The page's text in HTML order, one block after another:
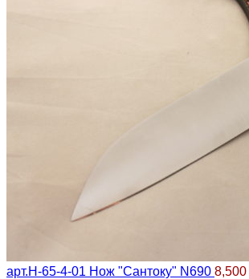
арт.Н-65-4-01 Нож "Сантоку" N690 8,500